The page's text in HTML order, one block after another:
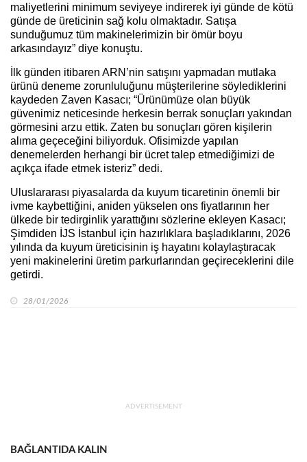
maliyetlerini minimum seviyeye indirerek iyi günde de kötü
günde de üreticinin sağ kolu olmaktadır. Satışa
sunduğumuz tüm makinelerimizin bir ömür boyu
arkasındayız” diye konuştu.
İlk günden itibaren ARN’nin satışını yapmadan mutlaka
ürünü deneme zorunluluğunu müşterilerine söylediklerini
kaydeden Zaven Kasacı; “Ürünümüze olan büyük
güvenimiz neticesinde herkesin berrak sonuçları yakından
görmesini arzu ettik. Zaten bu sonuçları gören kişilerin
alıma geçeceğini biliyorduk. Ofisimizde yapılan
denemelerden herhangi bir ücret talep etmediğimizi de
açıkça ifade etmek isteriz” dedi.
Uluslararası piyasalarda da kuyum ticaretinin önemli bir
ivme kaybettiğini, aniden yükselen ons fiyatlarının her
ülkede bir tedirginlik yarattığını sözlerine ekleyen Kasacı;
Şimdiden İJS İstanbul için hazırlıklara başladıklarını, 2026
yılında da kuyum üreticisinin iş hayatını kolaylaştıracak
yeni makinelerini üretim parkurlarından geçireceklerini dile
getirdi.
28/01/2026
ADVERTISEMENT
BAĞLANTIDA KALIN